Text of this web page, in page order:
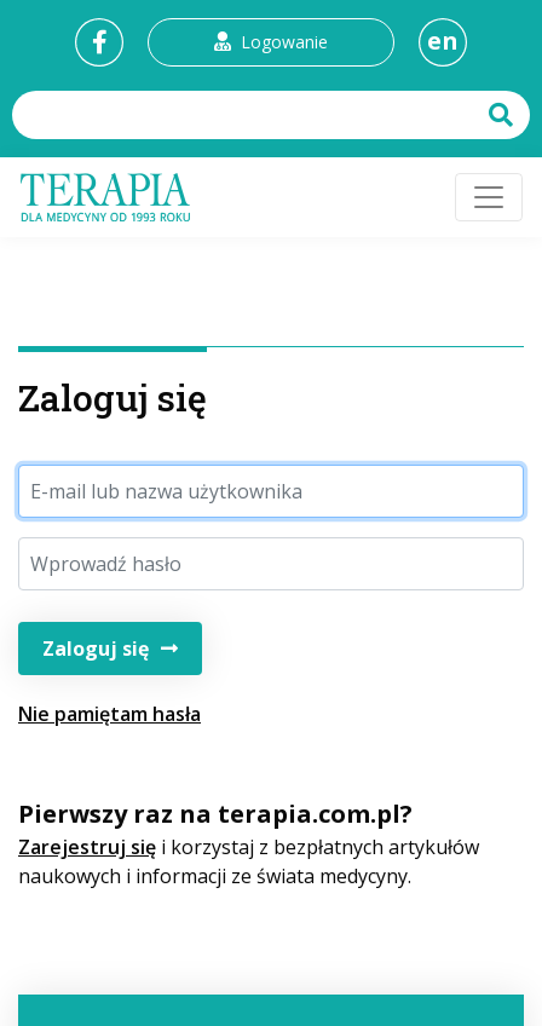
Logowanie en
Zaloguj się
Zaloguj się
Nie pamiętam hasła
Pierwszy raz na terapia.com.pl?
Zarejestruj się i korzystaj z bezpłatnych artykułów
naukowych i informacji ze świata medycyny.